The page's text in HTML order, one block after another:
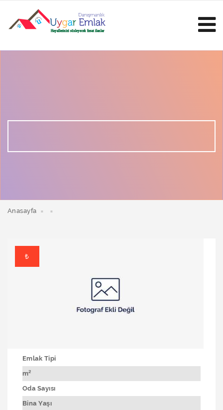
Anasayfa
₺
Emlak Tipi
m²
Oda Sayısı
Bina Yaşı